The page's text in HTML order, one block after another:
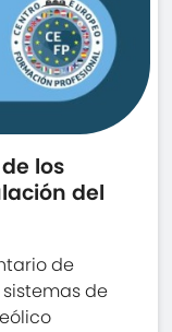
los
del
de
de